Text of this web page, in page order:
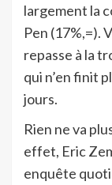
largement la
Pen (17%,=).
repasse à la
qui n’en finit
jours.
Rien ne va
effet, Eric
enquête